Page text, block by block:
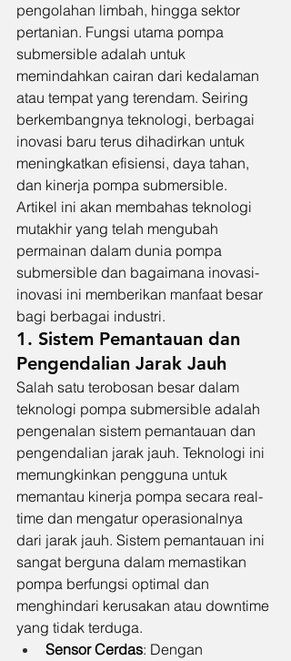
pengolahan limbah, hingga sektor
pertanian. Fungsi utama pompa
submersible adalah untuk
memindahkan cairan dari kedalaman
atau tempat yang terendam. Seiring
berkembangnya teknologi, berbagai
inovasi baru terus dihadirkan untuk
meningkatkan efisiensi, daya tahan,
dan kinerja pompa submersible.
Artikel ini akan membahas teknologi
mutakhir yang telah mengubah
permainan dalam dunia pompa
submersible dan bagaimana inovasi-
inovasi ini memberikan manfaat besar
bagi berbagai industri.
1. Sistem Pemantauan dan
Pengendalian Jarak Jauh
Salah satu terobosan besar dalam
teknologi pompa submersible adalah
pengenalan sistem pemantauan dan
pengendalian jarak jauh. Teknologi ini
memungkinkan pengguna untuk
memantau kinerja pompa secara real-
time dan mengatur operasionalnya
dari jarak jauh. Sistem pemantauan ini
sangat berguna dalam memastikan
pompa berfungsi optimal dan
menghindari kerusakan atau downtime
yang tidak terduga.
Sensor Cerdas: Dengan